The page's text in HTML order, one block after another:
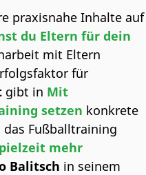
praxisnahe Inhalte auf
du Eltern für dein
mit Eltern
für
gibt in Mit
setzen konkrete
Fußballtraining
mehr
Balitsch in seinem